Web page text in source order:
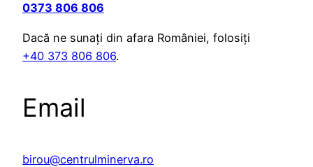
0373 806 806
Dacă ne sunați din afara României, folosiți
+40 373 806 806.
Email
birou@centrulminerva.ro